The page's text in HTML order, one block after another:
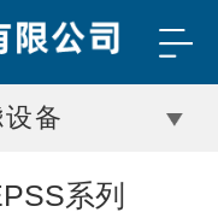
备
系列